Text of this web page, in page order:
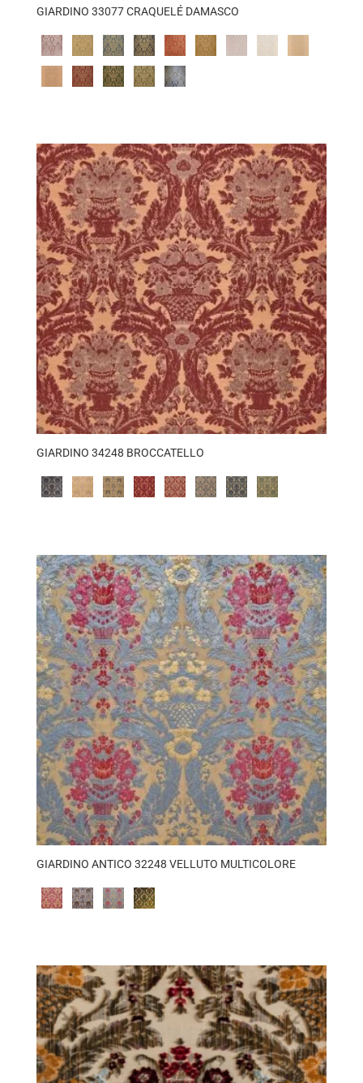
GIARDINO 33077 CRAQUELÉ DAMASCO
GIARDINO 34248 BROCCATELLO
GIARDINO ANTICO 32248 VELLUTO MULTICOLORE